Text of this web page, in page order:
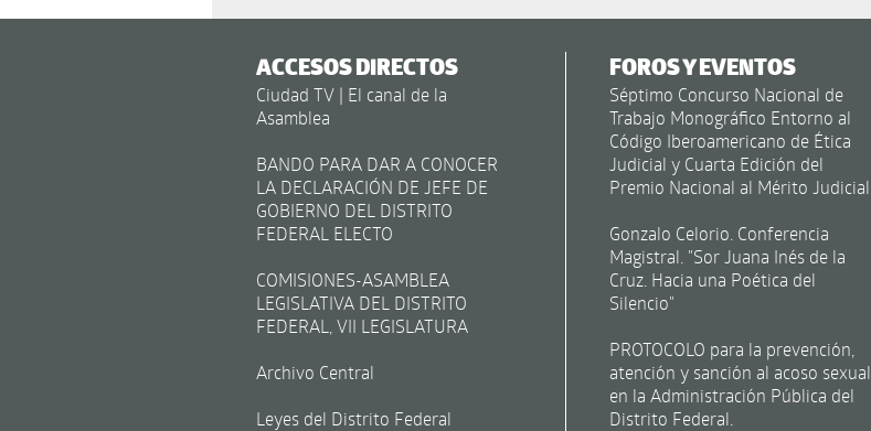
ACCESOS DIRECTOS
Ciudad TV | El canal de la
Asamblea
BANDO PARA DAR A CONOCER
LA DECLARACIÓN DE JEFE DE
GOBIERNO DEL DISTRITO
FEDERAL ELECTO
COMISIONES-ASAMBLEA
LEGISLATIVA DEL DISTRITO
FEDERAL, VII LEGISLATURA
Archivo Central
Leyes del Distrito Federal
FOROS Y EVENTOS
Séptimo Concurso Nacional de
Trabajo Monográfico Entorno al
Código Iberoamericano de Ética
Judicial y Cuarta Edición del
Premio Nacional al Mérito Judicial
Gonzalo Celorio. Conferencia
Magistral. "Sor Juana Inés de la
Cruz. Hacia una Poética del
Silencio"
PROTOCOLO para la prevención,
atención y sanción al acoso sexual
en la Administración Pública del
Distrito Federal.